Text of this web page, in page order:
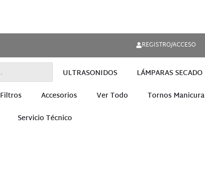
REGISTRO/ACCESO
ULTRASONIDOS
LÁMPARAS SECADO
Filtros Accesorios Ver Todo
Tornos Manicura
Servicio Técnico